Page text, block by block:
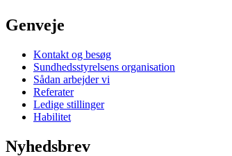
Genveje
Kontakt og besøg
Sundhedsstyrelsens organisation
Sådan arbejder vi
Referater
Ledige stillinger
Habilitet
Nyhedsbrev